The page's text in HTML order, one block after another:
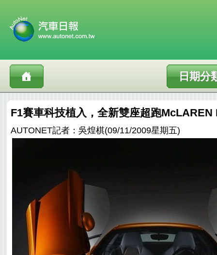
日期分
F1賽車科技植入，全新雙座超跑McLAREN
AUTONET記者：吳煌棋(09/11/2009星期五)